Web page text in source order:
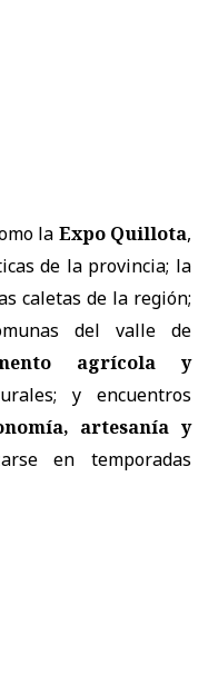
la Expo Quillota,
de la provincia; la
caletas de la región;
del valle de
agrícola y
y encuentros
artesanía y
en temporadas